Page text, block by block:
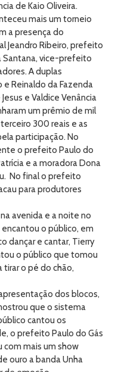
de Kaio Oliveira.
mais um torneio
a presença do
Jeandro Ribeiro, prefeito
Santana, vice-prefeito
A duplas
e Reinaldo da Fazenda
e Valdice Venância
um prêmio de mil
300 reais e as
participação. No
o prefeito Paulo do
e a moradora Dona
No final o prefeito
para produtores
avenida e a noite no
o público, em
dançar e cantar, Tierry
o público que tomou
tirar o pé do chão,
dos blocos,
que o sistema
cantou os
o prefeito Paulo do Gás
mais um show
ouro a banda Unha